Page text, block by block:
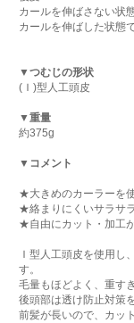
カールを伸ばさない状
カールを伸ばした状態
▼つむじの形状
(Ｉ)型人工頭皮
▼重量
約375g
▼コメント
★大きめのカーラーを
★絡まりにくいサラサ
★自由にカット・加工
Ｉ型人工頭皮を使用し
す。
毛量もほどよく、重す
後頭部は透け防止対策
前髪が長いので、カッ